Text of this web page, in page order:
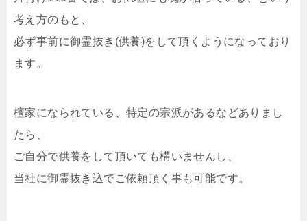
考え方のもと、
必ず事前に御霊抜き(供養)をして頂くようになっており
ます。
檀家になられている、特定の宗派があるなどありまし
たら、
ご自分で供養をして頂いても構いませんし、
当社に御霊抜き込でご依頼頂く事も可能です。